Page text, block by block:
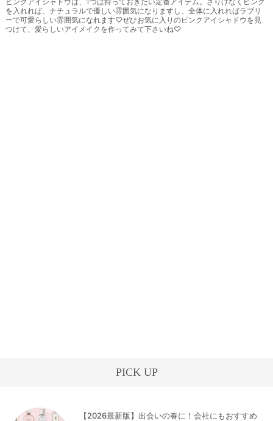
を入れれば、ナチュラルで優しい雰囲気になりますし、全体に入れればラブリ
ーで可愛らしい雰囲気になれます♡ぜひお気に入りのピンクアイシャドウを見
つけて、愛らしいアイメイクを作ってみて下さいね♡
PICK UP
【2026最新版】出会いの春に！会社にもおすすめ